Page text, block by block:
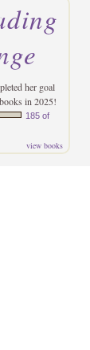
her goal
in 2025!
185 of
view books